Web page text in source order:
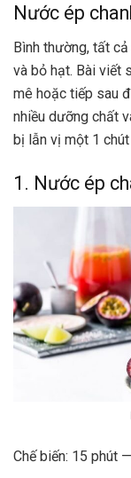
Nước ép
Bình thường, tất
và bỏ hạt. Bài viết
mê hoặc tiếp sau
nhiều dưỡng chất
bị lẫn vị một 1
1. Nước ép
Chế biến: 15 phút